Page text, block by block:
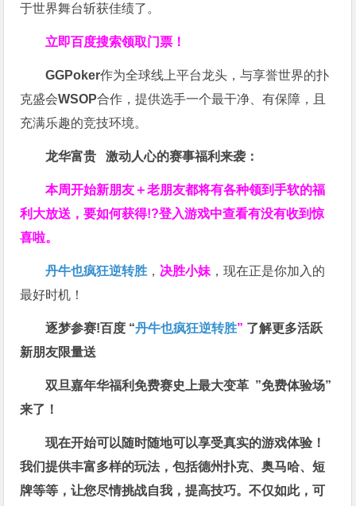
于世界舞台斩获佳绩了。
立即百度搜索领取门票！
GGPoker作为全球线上平台龙头，与享誉世界的扑
克盛会WSOP合作，提供选手一个最干净、有保障，且
充满乐趣的竞技环境。
龙华富贵 激动人心的赛事福利来袭：
本周开始新朋友＋老朋友都将有各种领到手软的福
利大放送，要如何获得!?登入游戏中查看有没有收到惊
喜啦。
丹牛也疯狂逆转胜 ， 决胜小妹 ，现在正是你加入的
最好时机！
逐梦参赛!百度 “丹牛也疯狂逆转胜” 了解更多活跃
新朋友限量送
双旦嘉年华福利免费赛史上最大变革 ”免费体验场”
来了！
现在开始可以随时随地可以享受真实的游戏体验！
我们提供丰富多样的玩法，包括德州扑克、奥马哈、短
牌等等，让您尽情挑战自我，提高技巧。不仅如此，可